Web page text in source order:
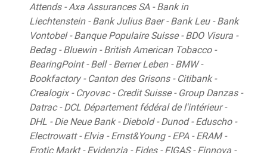
Attends - Axa Assurances SA - Bank in
Liechtenstein - Bank Julius Baer - Bank Leu - Bank
Vontobel - Banque Populaire Suisse - BDO Visura -
Bedag - Bluewin - British American Tobacco -
BearingPoint - Bell - Berner Leben - BMW -
Bookfactory - Canton des Grisons - Citibank -
Crealogix - Cryovac - Credit Suisse - Group Danzas -
Datrac - DCL Département fédéral de l'intérieur -
DHL - Die Neue Bank - Diebold - Dunod - Eduscho -
Electrowatt - Elvia - Ernst&Young - EPA - ERAM -
Erotic Markt - Evidenzia - Fides - FIGAS - Finnova -